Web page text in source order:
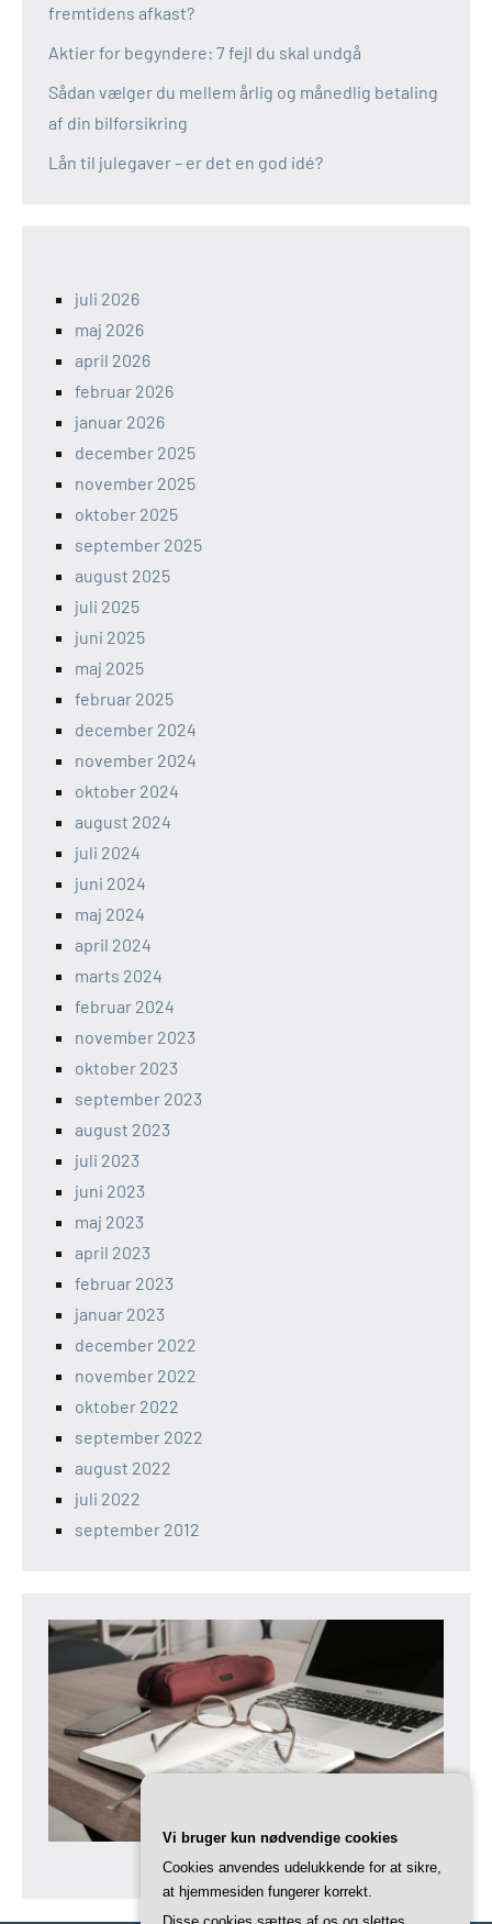
fremtidens afkast?
Aktier for begyndere: 7 fejl du skal undgå
Sådan vælger du mellem årlig og månedlig betaling
af din bilforsikring
Lån til julegaver – er det en god idé?
juli 2026
maj 2026
april 2026
februar 2026
januar 2026
december 2025
november 2025
oktober 2025
september 2025
august 2025
juli 2025
juni 2025
maj 2025
februar 2025
december 2024
november 2024
oktober 2024
august 2024
juli 2024
juni 2024
maj 2024
april 2024
marts 2024
februar 2024
november 2023
oktober 2023
september 2023
august 2023
juli 2023
juni 2023
maj 2023
april 2023
februar 2023
januar 2023
december 2022
november 2022
oktober 2022
september 2022
august 2022
juli 2022
september 2012
Vi bruger kun nødvendige cookies
Cookies anvendes udelukkende for at sikre,
at hjemmesiden fungerer korrekt.